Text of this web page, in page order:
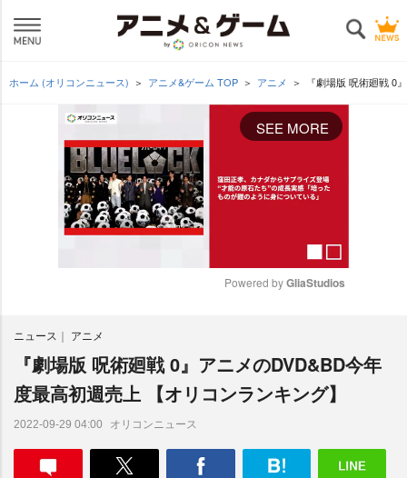
ホーム (オリコンニュース) アニメ&ゲーム TOP アニメ 『劇場版 呪術廻戦 0
SEE MORE
e
Powered by GliaStudios
ニュース アニメ
『劇場版 呪術廻戦 0』アニメのDVD&BD今年
度最高初週売上 【オリコンランキング】
2022-09-29 04:00 オリコンニュース